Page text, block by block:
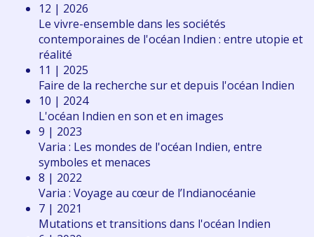
12 | 2026
Le vivre-ensemble dans les sociétés
contemporaines de l'océan Indien : entre utopie et
réalité
11 | 2025
Faire de la recherche sur et depuis l'océan Indien
10 | 2024
L'océan Indien en son et en images
9 | 2023
Varia : Les mondes de l'océan Indien, entre
symboles et menaces
8 | 2022
Varia : Voyage au cœur de l’Indianocéanie
7 | 2021
Mutations et transitions dans l'océan Indien